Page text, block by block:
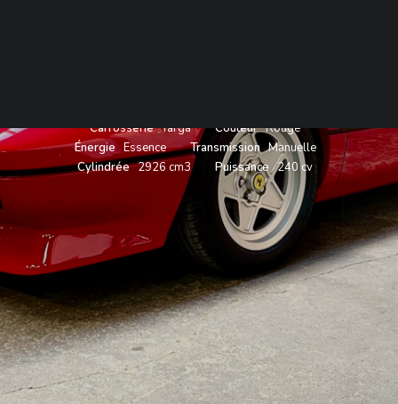
Carrosserie Targa Couleur Rouge
Énergie Essence Transmission Manuelle
Cylindrée 2926 cm3 Puissance 240 cv